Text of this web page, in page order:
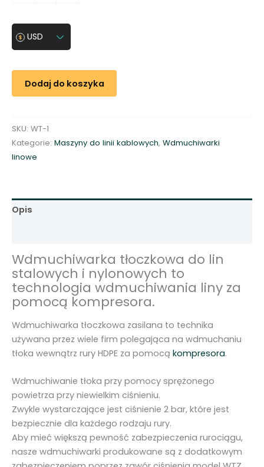
ć
d
h
i
w
k
a
o
c
z
k
w
a
d
l
i
n
s
t
a
USD
Dodaj do koszyka
SKU: WT-1
Kategorie: Maszyny do linii kablowych, Wdmuchiwarki
linowe
Opis
Wdmuchiwarka tłoczkowa do lin
stalowych i nylonowych to
technologia wdmuchiwania liny za
pomocą kompresora.
Wdmuchiwarka tłoczkowa zasilana to technika
używana przez wiele firm polegająca na wdmuchaniu
tłoka wewnątrz rury HDPE za pomocą kompresora.
Wdmuchiwanie tłoka przy pomocy sprężonego
powietrza przy niewielkim ciśnieniu.
Zwykle wystarczające jest ciśnienie 2 bar, które jest
bezpiecznie dla każdego rodzaju rury.
Aby mieć większą pewność zabezpieczenia rurociągu,
nasze wdmuchiwarki produkowane są z dodatkowym